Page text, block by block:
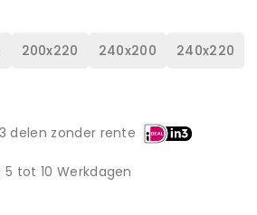
200x220 240x200
240x220
delen zonder rente
5 tot 10 Werkdagen